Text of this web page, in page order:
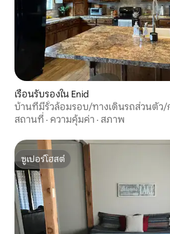
เรือนรับรองใน Enid
บ้านที่มีรั้วล้อมรอบ/ทางเดินรถส่วนตัว/
สถานที่ · ความคุ้มค่า · สภาพ
ซูเปอร์โฮสต์
ซูเปอร์โฮสต์